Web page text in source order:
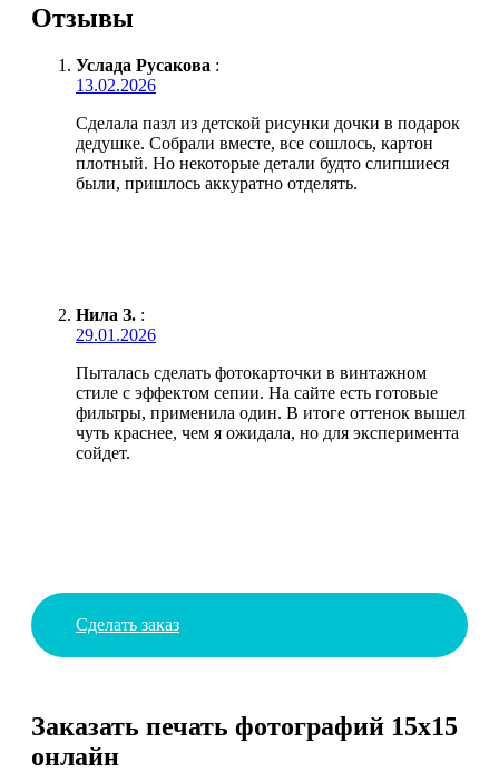
Отзывы
Услада Русакова :
13.02.2026
Сделала пазл из детской рисунки дочки в подарок
дедушке. Собрали вместе, все сошлось, картон
плотный. Но некоторые детали будто слипшиеся
были, пришлось аккуратно отделять.
Нила З. :
29.01.2026
Пыталась сделать фотокарточки в винтажном
стиле с эффектом сепии. На сайте есть готовые
фильтры, применила один. В итоге оттенок вышел
чуть краснее, чем я ожидала, но для эксперимента
сойдет.
Сделать заказ
Заказать печать фотографий 15х15
онлайн